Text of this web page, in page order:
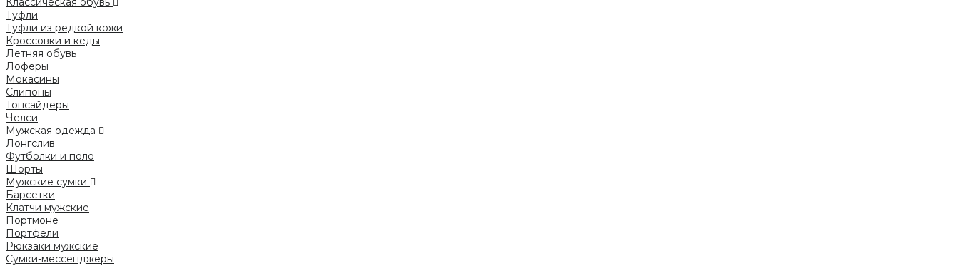
Туфли
Туфли из редкой кожи
Кроссовки и кеды
Летняя обувь
Лоферы
Мокасины
Слипоны
Топсайдеры
Челси
Мужская одежда
Лонгслив
Футболки и поло
Шорты
Мужские сумки
Барсетки
Клатчи мужские
Портмоне
Портфели
Рюкзаки мужские
Сумки-мессенджеры